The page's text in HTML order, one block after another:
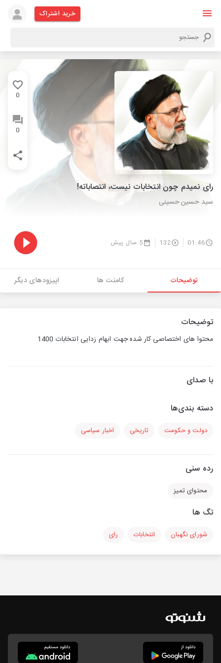
خرید اشتراک
0
0
رای نمیدم چون انتخابات نیست، انتصاباته!
سید حسین حسینی
01:46
132 5 سال پیش
توضیحات کامنت ها اپیزودهای دیگر
توضیحات
محتوا های اختصاصی کار شده جهت ابهام زدایی انتخابات 1400
با صدای
دسته بندی‌ها
دولت و حکومت تاریخی اخبار سیاسی
رده سنی
محتوای تمیز
تگ ها
شورای نگهبان انتخابات رای